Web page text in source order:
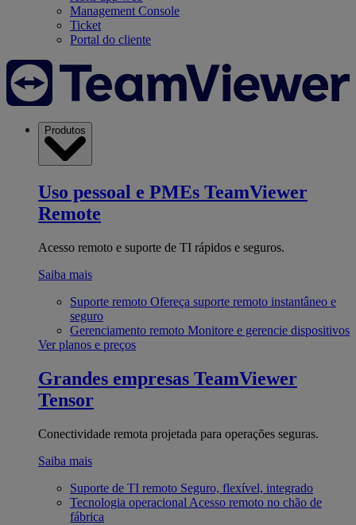
Management Console
Ticket
Portal do cliente
Produtos
Uso pessoal e PMEs TeamViewer
Remote
Acesso remoto e suporte de TI rápidos e seguros.
Saiba mais
Suporte remoto Ofereça suporte remoto instantâneo e
seguro
Gerenciamento remoto Monitore e gerencie dispositivos
Ver planos e preços
Grandes empresas TeamViewer
Tensor
Conectividade remota projetada para operações seguras.
Saiba mais
Suporte de TI remoto Seguro, flexível, integrado
Tecnologia operacional Acesso remoto no chão de
fábrica